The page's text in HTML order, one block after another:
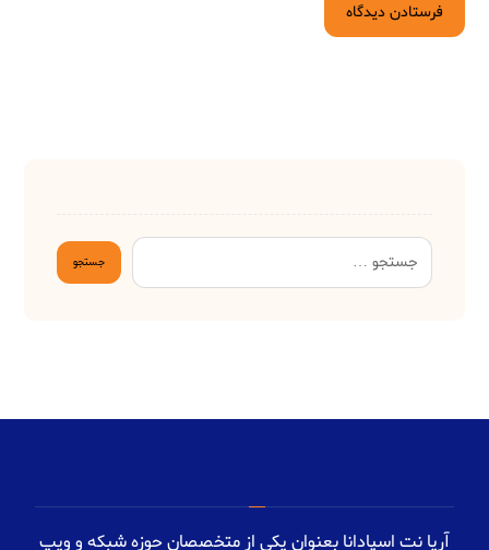
آریا نت اسپادانا بعنوان یکی از متخصصان حوزه شبکه و ویپ